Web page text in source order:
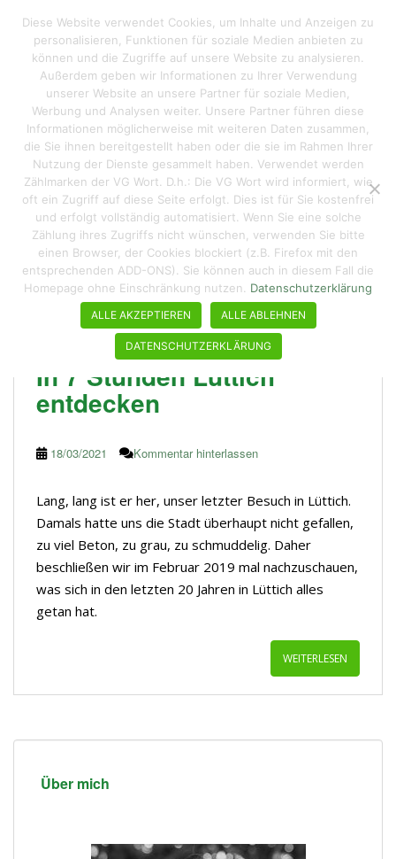
Reisen macht hungrig
Schlagwort:Opéra Royal
In 7 Stunden Lüttich
entdecken
18/03/2021 Kommentar hinterlassen
Lang, lang ist er her, unser letzter Besuch in Lüttich.
Damals hatte uns die Stadt überhaupt nicht gefallen,
zu viel Beton, zu grau, zu schmuddelig. Daher
beschließen wir im Februar 2019 mal nachzuschauen,
was sich in den letzten 20 Jahren in Lüttich alles
getan hat.
WEITERLESEN
Über mich
Diese Website verwendet Cookies, um Inhalte und Anzeigen zu
personalisieren, Funktionen für soziale Medien anbieten zu
können und die Zugriffe auf unsere Website zu analysieren.
Außerdem geben wir Informationen zu Ihrer Verwendung
unserer Website an unsere Partner für soziale Medien,
Werbung und Analysen weiter. Unsere Partner führen diese
Informationen möglicherweise mit weiteren Daten zusammen,
die Sie ihnen bereitgestellt haben oder die sie im Rahmen Ihrer
Nutzung der Dienste gesammelt haben. Verwendet werden
Zählmarken der VG Wort. D.h.: Die VG Wort wird informiert, wie
oft ein Zugriff auf diese Seite erfolgt. Dies ist für Sie kostenfrei
und erfolgt vollständig automatisiert. Wenn Sie eine solche
Zählung ihres Zugriffs nicht wünschen, verwenden Sie bitte
einen Browser, der Cookies blockiert (z.B. Firefox mit den
entsprechenden ADD-ONS). Sie können auch in diesem Fall die
Homepage ohne Einschränkung nutzen. Datenschutzerklärung
ALLE AKZEPTIEREN ALLE ABLEHNEN
DATENSCHUTZERKLÄRUNG